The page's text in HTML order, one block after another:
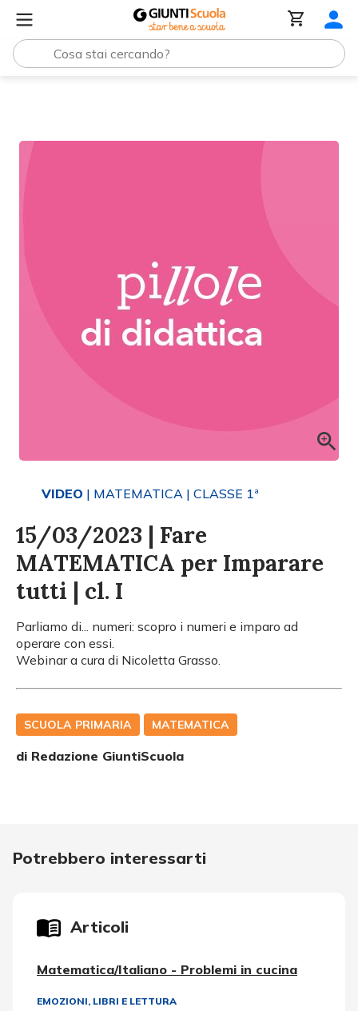
VIDEO | MATEMATICA | CLASSE 1ª
15/03/2023 | Fare
MATEMATICA per Imparare
tutti | cl. I
Parliamo di... numeri: scopro i numeri e imparo ad
operare con essi.
Webinar a cura di Nicoletta Grasso.
SCUOLA PRIMARIA MATEMATICA
di Redazione GiuntiScuola
Potrebbero interessarti
Articoli
Matematica/Italiano - Problemi in cucina
EMOZIONI, LIBRI E LETTURA